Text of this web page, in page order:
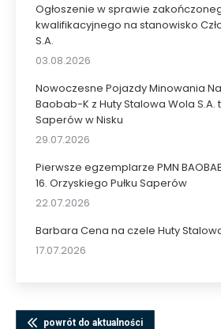
Ogłoszenie w sprawie
kwalifikacyjnego na stanowisko
S.A.
03.08.2026
Nowoczesne Pojazdy Minowania
Baobab-K z Huty Stalowa Wola S.A.
Saperów w Nisku
29.07.2026
Pierwsze egzemplarze PMN
16. Orzyskiego Pułku Saperów
22.07.2026
Barbara Cena na czele Huty
17.07.2026
powrót do aktualności